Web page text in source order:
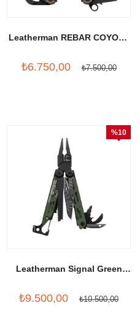
Leatherman REBAR COYOTE
₺6.750,00 ₺7.500,00
Leatherman Signal Green
₺9.500,00 ₺10.500,00
%10